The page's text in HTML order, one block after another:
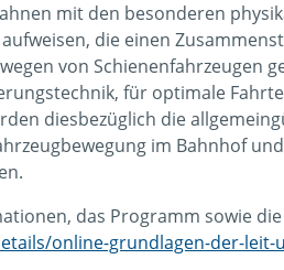
mit den besonderen
die einen
von Schienenfahrzeugen
für optimale
diesbezüglich die
im Bahnhof
das Programm sowie
online-grundlagen-der-leit-